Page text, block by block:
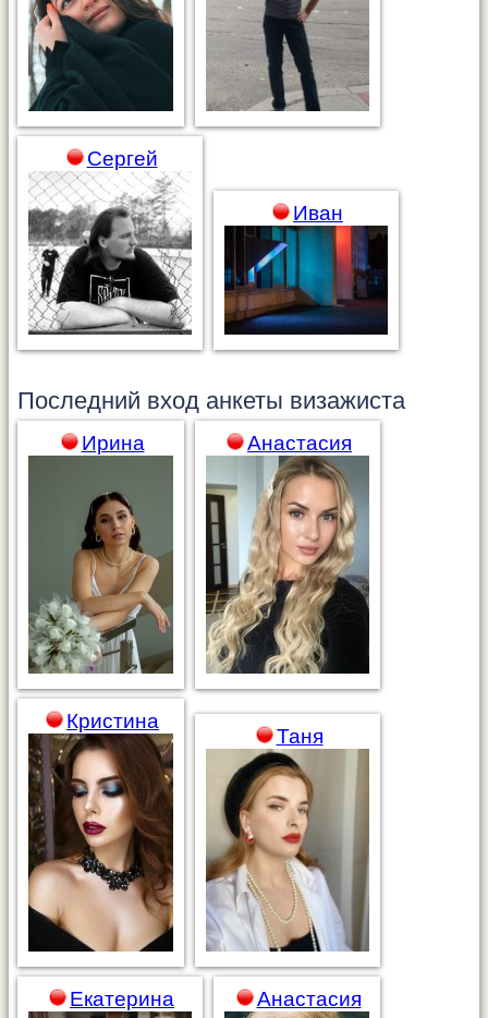
Сергей
Иван
Последний вход анкеты визажиста
Ирина Анастасия
Кристина
Таня
Екатерина Анастасия